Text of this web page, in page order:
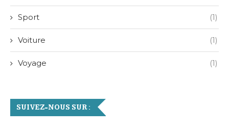
Sport (1)
Voiture (1)
Voyage (1)
SUIVEZ-NOUS SUR :